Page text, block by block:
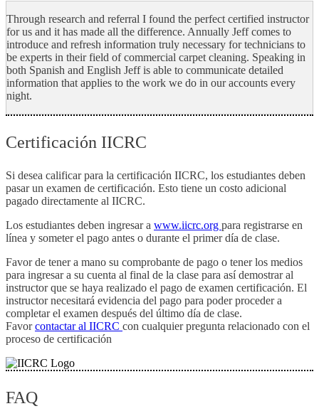
Through research and referral I found the perfect certified instructor
for us and it has made all the difference. Annually Jeff comes to
introduce and refresh information truly necessary for technicians to
be experts in their field of commercial carpet cleaning. Speaking in
both Spanish and English Jeff is able to communicate detailed
information that applies to the work we do in our accounts every
night.
Certificación IICRC
Si desea calificar para la certificación IICRC, los estudiantes deben
pasar un examen de certificación. Esto tiene un costo adicional
pagado directamente al IICRC.
Los estudiantes deben ingresar a www.iicrc.org para registrarse en
línea y someter el pago antes o durante el primer día de clase.
Favor de tener a mano su comprobante de pago o tener los medios
para ingresar a su cuenta al final de la clase para así demostrar al
instructor que se haya realizado el pago de examen certificación. El
instructor necesitará evidencia del pago para poder proceder a
completar el examen después del último día de clase.
Favorcontactar al IICRC con cualquier pregunta relacionado con el
proceso de certificación
FAQ